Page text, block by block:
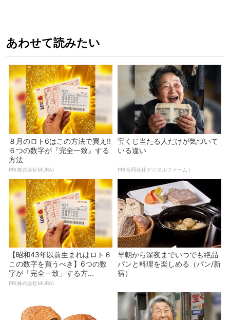
あわせて読みたい
８月のロト6はこの方法で買え!!
６つの数字が『完全一致』する
方法
PR(株式会社MURA)
宝くじ当たる人だけが気づいて
いる違い
PR(合同会社デジタルファーム )
【昭和43年以前生まれはロト６
この数字を買うべき】6つの数
字が「完全一致」する方...
PR(株式会社MURA)
早朝から深夜までいつでも絶品
パンと料理を楽しめる（パン/新
宿）